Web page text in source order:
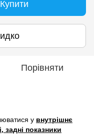
Купити
Порівняти
у внутрішнє
задні показники